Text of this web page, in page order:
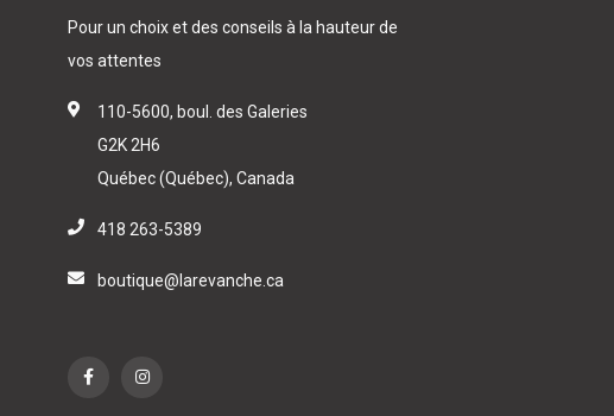
Pour un choix et des conseils à la hauteur de
vos attentes
110-5600, boul. des Galeries
G2K 2H6
Québec (Québec), Canada
418 263-5389
boutique@larevanche.ca